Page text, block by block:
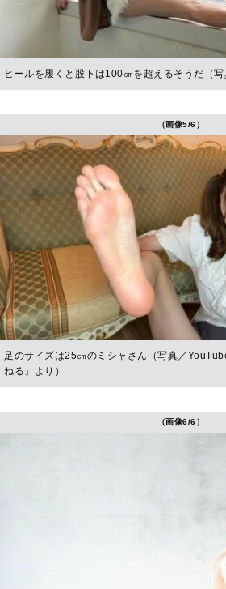
ヒールを履くと股下は100㎝を超えるそうだ（写
（画像5/6）
足のサイズは25㎝のミシャさん（写真／
ねる」より）
（画像6/6）